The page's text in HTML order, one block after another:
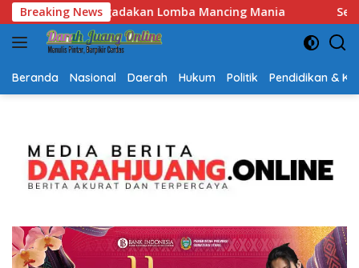
Langsung
ke
konten
Breaking NewsSemarak HUT RI dan Hari Jadi Kalsel, Gerak Jalan
Beranda Nasional Daerah Hukum Politik Pendidikan &